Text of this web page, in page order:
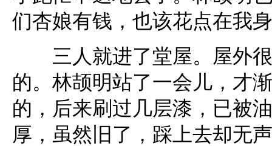
们杏娘有钱，也该花点在我
三人就进了堂屋。屋外很
的。林颉明站了一会儿，才
的，后来刷过几层漆，已被
厚，虽然旧了，踩上去却无